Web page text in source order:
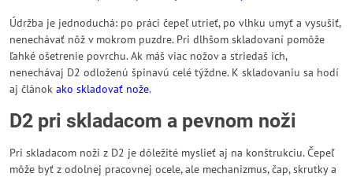
Údržba je jednoduchá: po práci čepeľ utrieť, po vlhku umyť a vysušiť,
nenechávať nôž v mokrom puzdre. Pri dlhšom skladovaní pomôže
ľahké ošetrenie povrchu. Ak máš viac nožov a striedaš ich,
nenechávaj D2 odloženú špinavú celé týždne. K skladovaniu sa hodí
aj článok ako skladovať nože.
D2 pri skladacom a pevnom noži
Pri skladacom noži z D2 je dôležité myslieť aj na konštrukciu. Čepeľ
môže byť z odolnej pracovnej ocele, ale mechanizmus, čap, skrutky a